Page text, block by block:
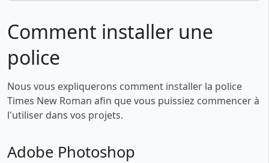
Comment installer une
police
Nous vous expliquerons comment installer la police
Times New Roman afin que vous puissiez commencer à
l'utiliser dans vos projets.
Adobe Photoshop